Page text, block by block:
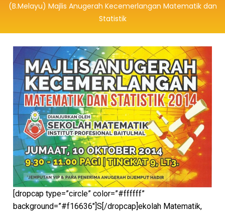
(B.Melayu) Majlis Anugerah Kecemerlangan Matematik dan
Statistik
[dropcap type=”circle” color=”#ffffff”
background=”#f16636″]S[/dropcap]ekolah Matematik,